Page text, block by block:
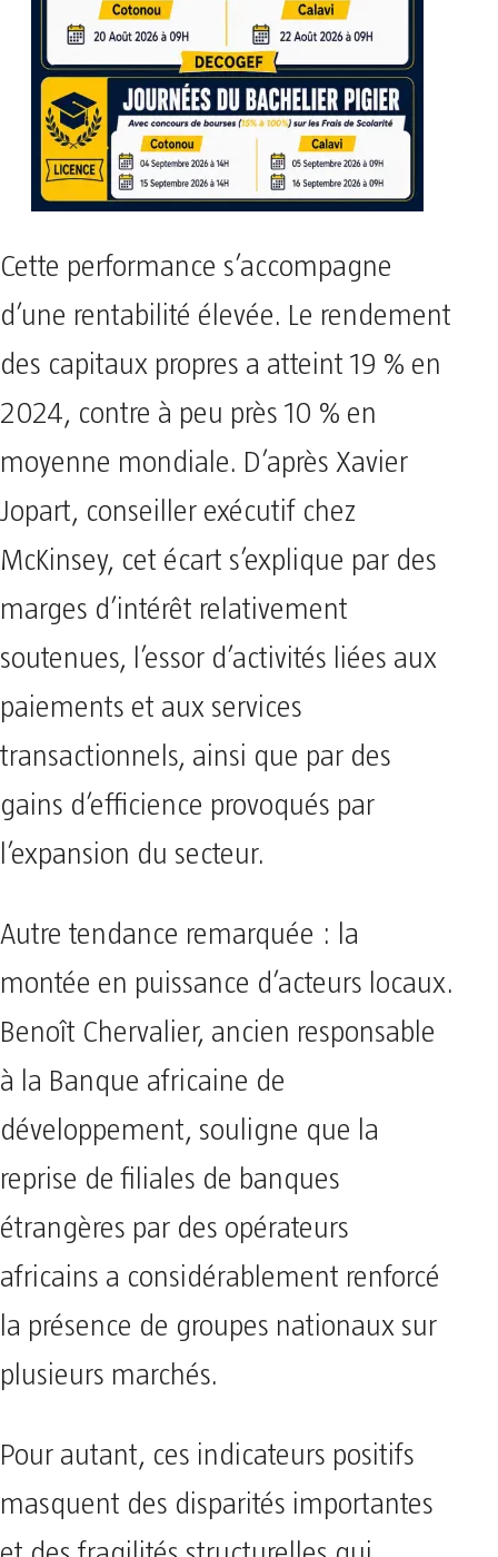
Cette performance s’accompagne
d’une rentabilité élevée. Le rendement
des capitaux propres a atteint 19 % en
2024, contre à peu près 10 % en
moyenne mondiale. D’après Xavier
Jopart, conseiller exécutif chez
McKinsey, cet écart s’explique par des
marges d’intérêt relativement
soutenues, l’essor d’activités liées aux
paiements et aux services
transactionnels, ainsi que par des
gains d’efficience provoqués par
l’expansion du secteur.
Autre tendance remarquée : la
montée en puissance d’acteurs locaux.
Benoît Chervalier, ancien responsable
à la Banque africaine de
développement, souligne que la
reprise de filiales de banques
étrangères par des opérateurs
africains a considérablement renforcé
la présence de groupes nationaux sur
plusieurs marchés.
Pour autant, ces indicateurs positifs
masquent des disparités importantes